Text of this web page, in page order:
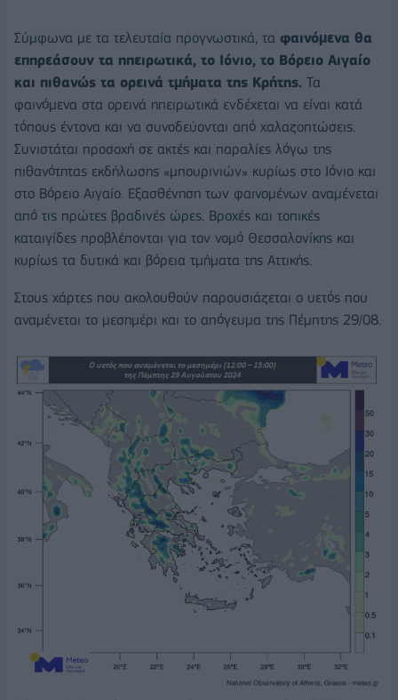
Σύμφωνα με τα τελευταία προγνωστικά, τα φαινόμενα θα
επηρεάσουν τα ηπειρωτικά, το Ιόνιο, το Βόρειο Αιγαίο
και πιθανώς τα ορεινά τμήματα της Κρήτης. Τα
φαινόμενα στα ορεινά ηπειρωτικά ενδέχεται να είναι κατά
τόπους έντονα και να συνοδεύονται από χαλαζοπτώσεις.
Συνιστάται προσοχή σε ακτές και παραλίες λόγω της
πιθανότητας εκδήλωσης «μπουρινιών» κυρίως στο Ιόνιο και
στο Βόρειο Αιγαίο. Εξασθένηση των φαινομένων αναμένεται
από τις πρώτες βραδινές ώρες. Βροχές και τοπικές
καταιγίδες προβλέπονται για τον νομό Θεσσαλονίκης και
κυρίως τα δυτικά και βόρεια τμήματα της Αττικής.
Στους χάρτες που ακολουθούν παρουσιάζεται ο υετός που
αναμένεται το μεσημέρι και το απόγευμα της Πέμπτης 29/08.